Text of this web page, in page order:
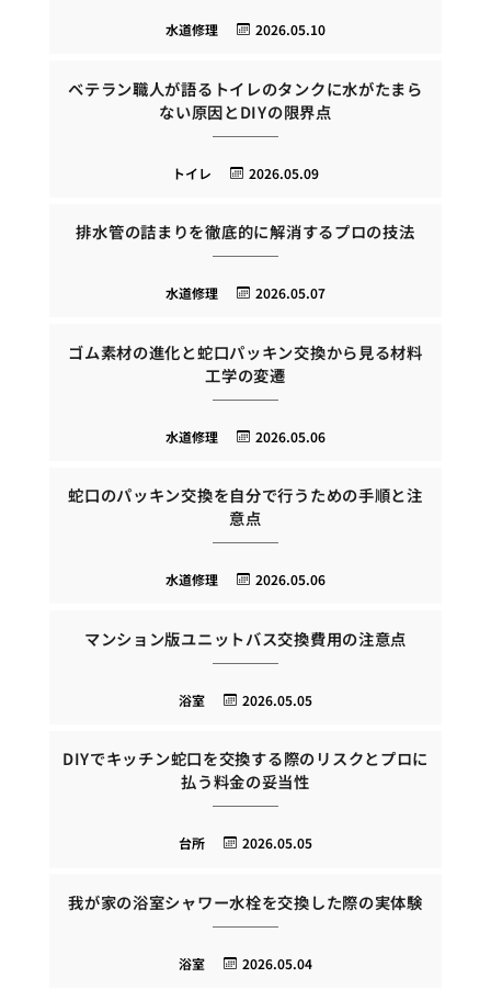
2026.05.10
水道修理
ベテラン職人が語るトイレのタンクに水がたまら
ない原因とDIYの限界点
2026.05.09
トイレ
排水管の詰まりを徹底的に解消するプロの技法
2026.05.07
水道修理
ゴム素材の進化と蛇口パッキン交換から見る材料
工学の変遷
2026.05.06
水道修理
蛇口のパッキン交換を自分で行うための手順と注
意点
2026.05.06
水道修理
マンション版ユニットバス交換費用の注意点
2026.05.05
浴室
DIYでキッチン蛇口を交換する際のリスクとプロに
払う料金の妥当性
2026.05.05
台所
我が家の浴室シャワー水栓を交換した際の実体験
2026.05.04
浴室